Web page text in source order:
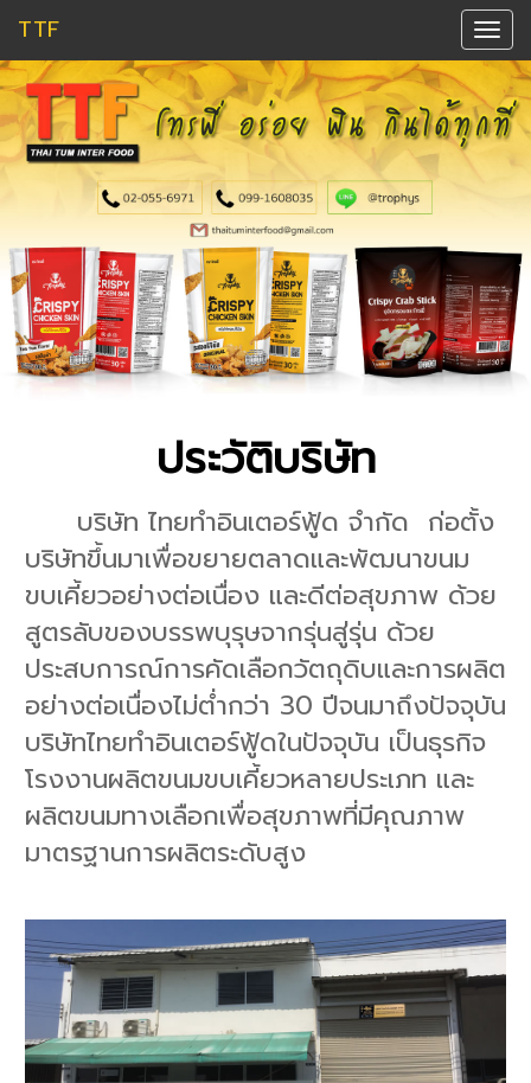
T
o
g
g
e
n
a
v
i
i
n
TTF
ประวัติบริษัท
บริษัท ไทยทำอินเตอร์ฟู้ด จำกัด ก่อตั้ง
บริษัทขึ้นมาเพื่อขยายตลาดและพัฒนาขนม
ขบเคี้ยวอย่างต่อเนื่อง และดีต่อสุขภาพ ด้วย
สูตรลับของบรรพบุรุษจากรุ่นสู่รุ่น ด้วย
ประสบการณ์การคัดเลือกวัตถุดิบและการผลิต
อย่างต่อเนื่องไม่ต่ำกว่า 30 ปีจนมาถึงปัจจุบัน
บริษัทไทยทำอินเตอร์ฟู้ดในปัจจุบัน เป็นธุรกิจ
โรงงานผลิตขนมขบเคี้ยวหลายประเภท และ
ผลิตขนมทางเลือกเพื่อสุขภาพที่มีคุณภาพ
มาตรฐานการผลิตระดับสูง